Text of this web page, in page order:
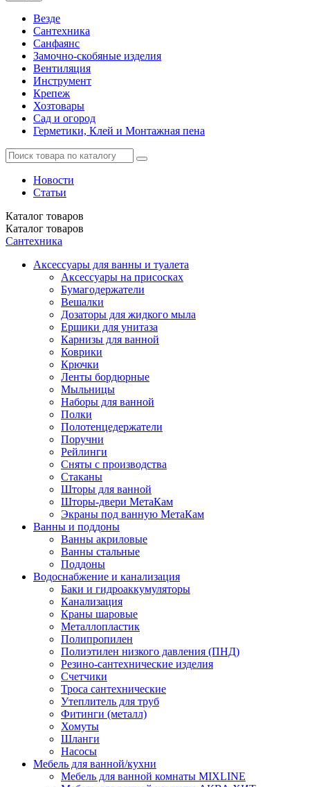
Везде
Сантехника
Санфаянс
Замочно-скобяные изделия
Вентиляция
Инструмент
Крепеж
Хозтовары
Сад и огород
Герметики, Клей и Монтажная пена
Новости
Статьи
Каталог товаров
Каталог товаров
Сантехника
Аксессуары для ванны и туалета
Аксессуары на присосках
Бумагодержатели
Вешалки
Дозаторы для жидкого мыла
Ершики для унитаза
Карнизы для ванной
Коврики
Крючки
Ленты бордюрные
Мыльницы
Наборы для ванной
Полки
Полотенцедержатели
Поручни
Рейлинги
Сняты с производства
Стаканы
Шторы для ванной
Шторы-двери МетаКам
Экраны под ванную МетаКам
Ванны и поддоны
Ванны акриловые
Ванны стальные
Поддоны
Водоснабжение и канализация
Баки и гидроаккумуляторы
Канализация
Краны шаровые
Металлопластик
Полипропилен
Полиэтилен низкого давления (ПНД)
Резино-сантехнические изделия
Счетчики
Троса сантехнические
Утеплитель для труб
Фитинги (металл)
Хомуты
Шланги
Насосы
Мебель для ванной/кухни
Мебель для ванной комнаты MIXLINE